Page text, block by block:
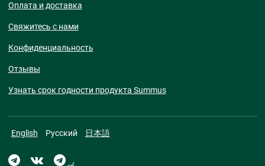
Оплата и доставка
Свяжитесь с нами
Конфиденциальность
Отзывы
Узнать срок годности продукта Summus
English Русский 日本語